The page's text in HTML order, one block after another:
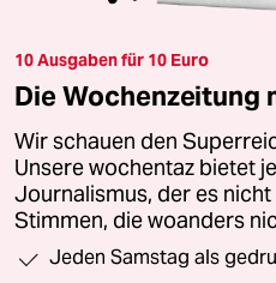
10 Ausgaben für 10 Euro
Die Wochenzeitung
Wir schauen den
Unsere wochentaz bietet
Journalismus, der es
Stimmen, die woanders
Jeden Samstag als